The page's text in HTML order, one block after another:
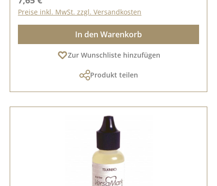
Preise inkl. MwSt. zzgl. Versandkosten
In den Warenkorb
Zur Wunschliste hinzufügen
Produkt teilen